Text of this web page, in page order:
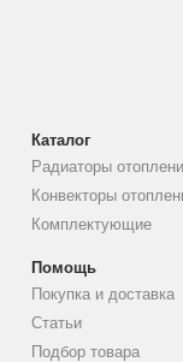
Каталог
Радиаторы
Конвекторы
Комплектующие
Помощь
Покупка и доставка
Статьи
Подбор товара